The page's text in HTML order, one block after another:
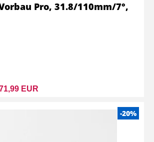
EUR
Pro, 31.8/110mm/7°,
-20%